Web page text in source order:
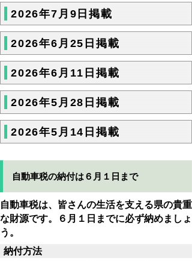
2026年7月9日掲載
2026年6月25日掲載
2026年6月11日掲載
2026年5月28日掲載
2026年5月14日掲載
自動車税の納付は６月１日まで
自動車税は、皆さんの生活を支える県の貴重
な財源です。６月１日までに必ず納めましょ
う。
納付方法